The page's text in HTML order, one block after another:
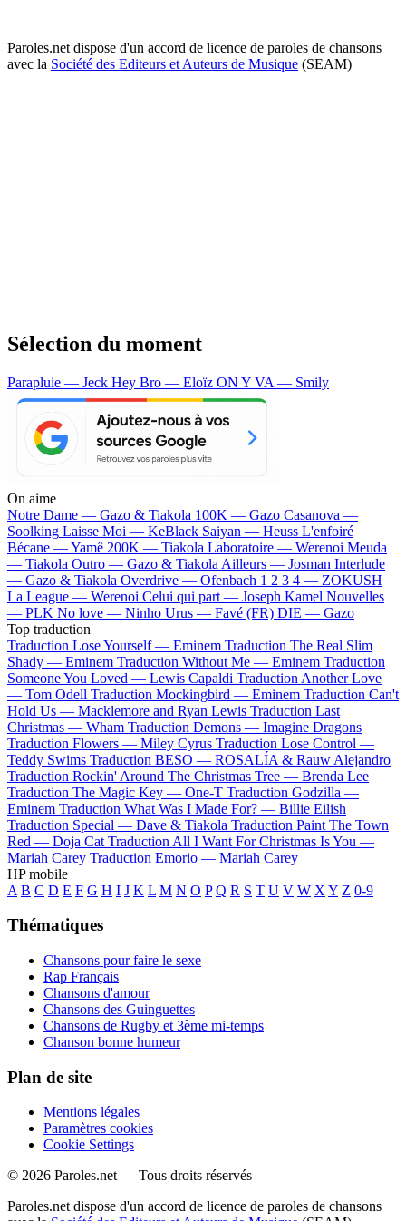
Paroles.net dispose d'un accord de licence de paroles de chansons
avec la Société des Editeurs et Auteurs de Musique (SEAM)
Sélection du moment
Parapluie — Jeck Hey Bro — Eloïz ON Y VA — Smily
On aime
Notre Dame — Gazo & Tiakola 100K — Gazo Casanova —
Soolking Laisse Moi — KeBlack Saiyan — Heuss L'enfoiré
Bécane —Yamê 200K — Tiakola Laboratoire — Werenoi Meuda
— Tiakola Outro — Gazo & Tiakola Ailleurs — Josman Interlude
— Gazo & Tiakola Overdrive — Ofenbach 1 2 3 4 — ZOKUSH
La League — Werenoi Celui qui part — Joseph Kamel Nouvelles
— PLK No love — Ninho Urus — Favé (FR) DIE — Gazo
Top traduction
Traduction Lose Yourself — Eminem Traduction The Real Slim
Shady — Eminem Traduction Without Me — Eminem Traduction
Someone You Loved — Lewis Capaldi Traduction Another Love
— Tom Odell Traduction Mockingbird — Eminem Traduction Can't
Hold Us — Macklemore and Ryan Lewis Traduction Last
Christmas — Wham Traduction Demons — Imagine Dragons
Traduction Flowers — Miley Cyrus Traduction Lose Control —
Teddy Swims Traduction BESO — ROSALÍA & Rauw Alejandro
Traduction Rockin' Around The Christmas Tree — Brenda Lee
Traduction The Magic Key — One-T Traduction Godzilla —
Eminem Traduction What Was I Made For? — Billie Eilish
Traduction Special — Dave & Tiakola Traduction Paint The Town
Red — Doja Cat Traduction All I Want For Christmas Is You —
Mariah Carey Traduction Emorio — Mariah Carey
HP mobile
A B C D E F G H I J K L M N O P Q R S T U V W X Y Z 0-9
Thématiques
Chansons pour faire le sexe
Rap Français
Chansons d'amour
Chansons des Guinguettes
Chansons de Rugby et 3ème mi-temps
Chanson bonne humeur
Plan de site
Mentions légales
Paramètres cookies
Cookie Settings
© 2026 Paroles.net — Tous droits réservés
Paroles.net dispose d'un accord de licence de paroles de chansons